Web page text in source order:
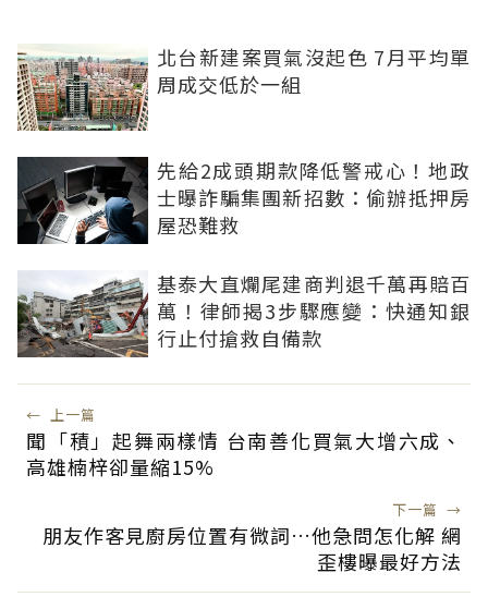
北台新建案買氣沒起色 7月平均單
周成交低於一組
先給2成頭期款降低警戒心！地政
士曝詐騙集團新招數：偷辦抵押房
屋恐難救
基泰大直爛尾建商判退千萬再賠百
萬！律師揭3步驟應變：快通知銀
行止付搶救自備款
← 上一篇
聞「積」起舞兩樣情 台南善化買氣大增六成、
高雄楠梓卻量縮15%
下一篇 →
朋友作客見廚房位置有微詞…他急問怎化解 網
歪樓曝最好方法